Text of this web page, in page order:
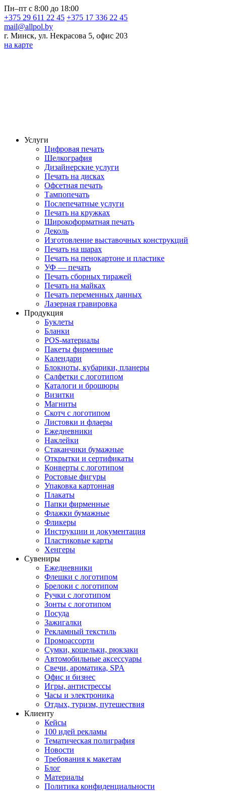
Пн–пт с 8:00 до 18:00
+375 29 611 22 45 +375 17 336 22 45
mail@allpol.by
г. Минск, ул. Некрасова 5, офис 203
на карте
Услуги
Цифровая печать
Шелкография
Дизайнерские услуги
Печать на дисках
Офсетная печать
Тампопечать
Послепечатные услуги
Печать на кружках
Широкоформатная печать
Деколь
Изготовление выставочных конструкций
Печать на шарах
Печать на пенокартоне и пластике
УФ — печать
Печать сборных тиражей
Печать на майках
Печать переменных данных
Лазерная гравировка
Продукция
Буклеты
Бланки
POS-материалы
Пакеты фирменные
Календари
Блокноты, кубарики, планеры
Салфетки с логотипом
Каталоги и брошюры
Визитки
Магниты
Скотч с логотипом
Листовки и флаеры
Ежедневники
Наклейки
Стаканчики бумажные
Открытки и сертификаты
Конверты с логотипом
Ростовые фигуры
Упаковка картонная
Плакаты
Папки фирменные
Флажки бумажные
Фликеры
Инструкции и документация
Пластиковые карты
Хенгеры
Сувениры
Ежедневники
Флешки с логотипом
Брелоки с логотипом
Ручки с логотипом
Зонты с логотипом
Посуда
Зажигалки
Рекламный текстиль
Промоассорти
Сумки, кошельки, рюкзаки
Автомобильные аксессуары
Свечи, ароматика, SPA
Офис и бизнес
Игры, антистрессы
Часы и электроника
Отдых, туризм, путешествия
Клиенту
Кейсы
100 идей рекламы
Тематическая полиграфия
Новости
Требования к макетам
Блог
Материалы
Политика конфиденциальности